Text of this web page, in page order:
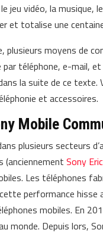
jeu vidéo, la musique,
et totalise une
plusieurs moyens de
par téléphone, e-mail,
la suite de ce texte.
et accessoires.
Mobile
plusieurs secteurs
(anciennementSony
Les téléphones
performance hisse
mobiles. En
monde. Depuis lors,